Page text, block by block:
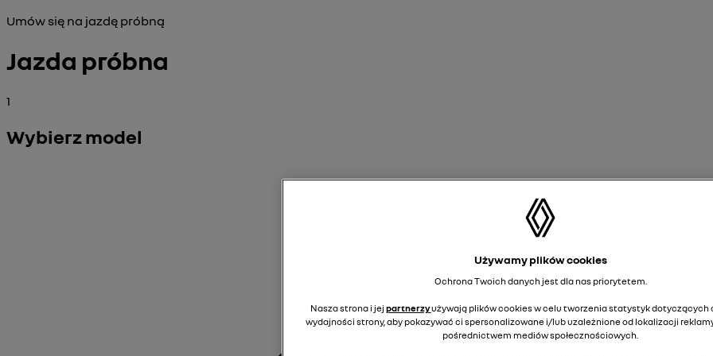
Umów się na jazdę próbną
Jazda próbna
1
Wybierz model
Używamy plików cookies
Ochrona Twoich danych jest dla nas priorytetem.
Nasza strona i jej partnerzyużywają plików cookies w celu tworzenia statystyk dotyczących
wydajności strony, aby pokazywać ci spersonalizowane i/lub uzależnione od lokalizacji
pośrednictwem mediów społecznościowych.